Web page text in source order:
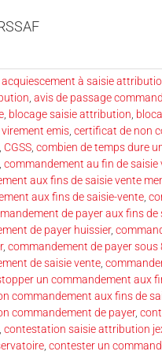
acquiescement à saisie
, avis de passage
, blocage saisie attribution,
emis, certificat de non
, CGSS, combien de temps dure
, commandement au fin de saisie
aux fins de saisie vente
aux fins de saisie-vente,
de payer aux fins de
de payer huissier,
, commandement de payer sous
de saisie vente,
un commandement aux
commandement aux fins de
commandement de payer,
, contestation saisie attribution
, contester un